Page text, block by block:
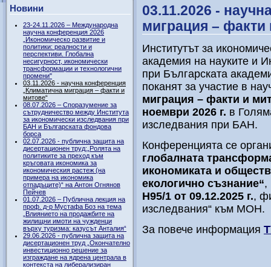
Новини
23-24.11.2026 – Международна
научна конференция 2026
„Икономическо развитие и
политики: реалности и
перспективи. Глобална
несигурност, икономически
трансформации и технологични
промени"
03.11.2026 - научна конференция
„Климатична миграция – факти и
митове“
08.07.2026 – Споразумение за
сътрудничество между Института
за икономически изследвания при
БАН и Българската фондова
борса
02.07.2026 - публична защита на
дисертационен труд:„Ролята на
политиките за преход към
кръговата икономика за
икономическия растеж (на
примера на икономика
отпадъците)“ на Антон Огнянов
Пейчев
01.07.2026 – Публична лекция на
проф. д-р Мустафа Боз на тема
„Влиянието на продажбите на
жилищни имоти на чужденци
върху туризма: казусът Анталия“
29.06.2026 - публична защита на
дисертационен труд „Окончателно
инвестиционно решение за
изграждане на ядрена централа в
контекста на либерализиран
03.11.2026 -
миграция – факти
Институтът за
академия на науките и
при Българската
поканят за участие в
миграция – факти и
ноември 2026 г. в
изследвания при БАН.
Конференцията се
глобалната
икономиката и
екологично съзнание“,
Н95/1 от 09.12.2025 г.,
изследвания“ към МОН.
За повече информация